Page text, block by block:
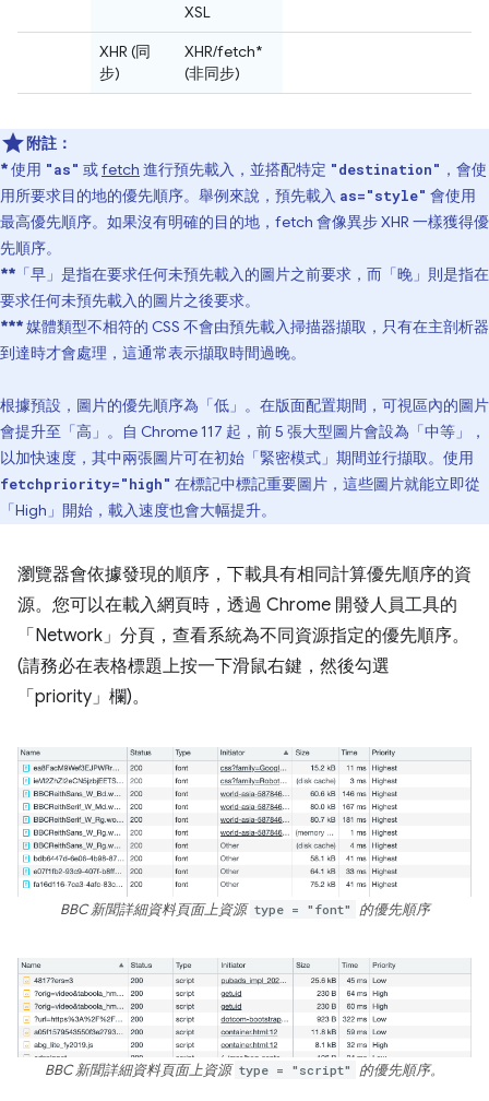
XSL
XHR (同
步)
XHR/fetch*
(非同步)
附註：
*使用 "as" 或fetch 進行預先載入，並搭配特定 "destination" ，會使
用所要求目的地的優先順序。舉例來說，預先載入 as="style" 會使用
最高優先順序。如果沒有明確的目的地，fetch 會像異步 XHR 一樣獲得優
先順序。
** 「早」是指在要求任何未預先載入的圖片之前要求，而「晚」則是指在
要求任何未預先載入的圖片之後要求。
***媒體類型不相符的 CSS 不會由預先載入掃描器擷取，只有在主剖析器
到達時才會處理，這通常表示擷取時間過晚。
根據預設，圖片的優先順序為「低」。在版面配置期間，可視區內的圖片
會提升至「高」。自 Chrome 117 起，前 5 張大型圖片會設為「中等」，
以加快速度，其中兩張圖片可在初始「緊密模式」期間並行擷取。使用
fetchpriority="high" 在標記中標記重要圖片，這些圖片就能立即從
「High」開始，載入速度也會大幅提升。
瀏覽器會依據發現的順序，下載具有相同計算優先順序的資
源。您可以在載入網頁時，透過 Chrome 開發人員工具的
「Network」 分頁，查看系統為不同資源指定的優先順序。
(請務必在表格標題上按一下滑鼠右鍵，然後勾選
「priority」 欄)。
BBC 新聞詳細資料頁面上資源 type = "font" 的優先順序
BBC 新聞詳細資料頁面上資源 type = "script" 的優先順序。